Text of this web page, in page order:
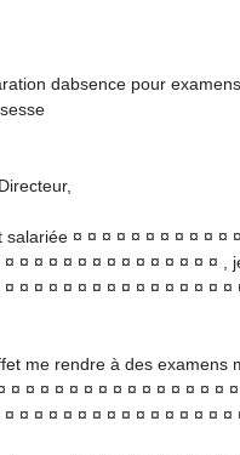
dabsence pour
salariée ¤ ¤ ¤ ¤ ¤ ¤ ¤ ¤ ¤ ¤ ¤
¤ ¤ ¤ ¤ ¤ ¤ ¤ ¤ ¤ ¤ ¤ ¤ ¤ ¤ ¤ ,
¤ ¤ ¤ ¤ ¤ ¤ ¤ ¤ ¤ ¤ ¤ ¤ ¤ ¤ ¤ ¤
me rendre à des examens
¤ ¤ ¤ ¤ ¤ ¤ ¤ ¤ ¤ ¤ ¤ ¤ ¤ ¤ ¤
¤ ¤ ¤ ¤ ¤ ¤ ¤ ¤ ¤ ¤ ¤ ¤ ¤ ¤ ¤